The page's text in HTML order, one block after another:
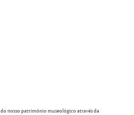
do nosso património museológico através da